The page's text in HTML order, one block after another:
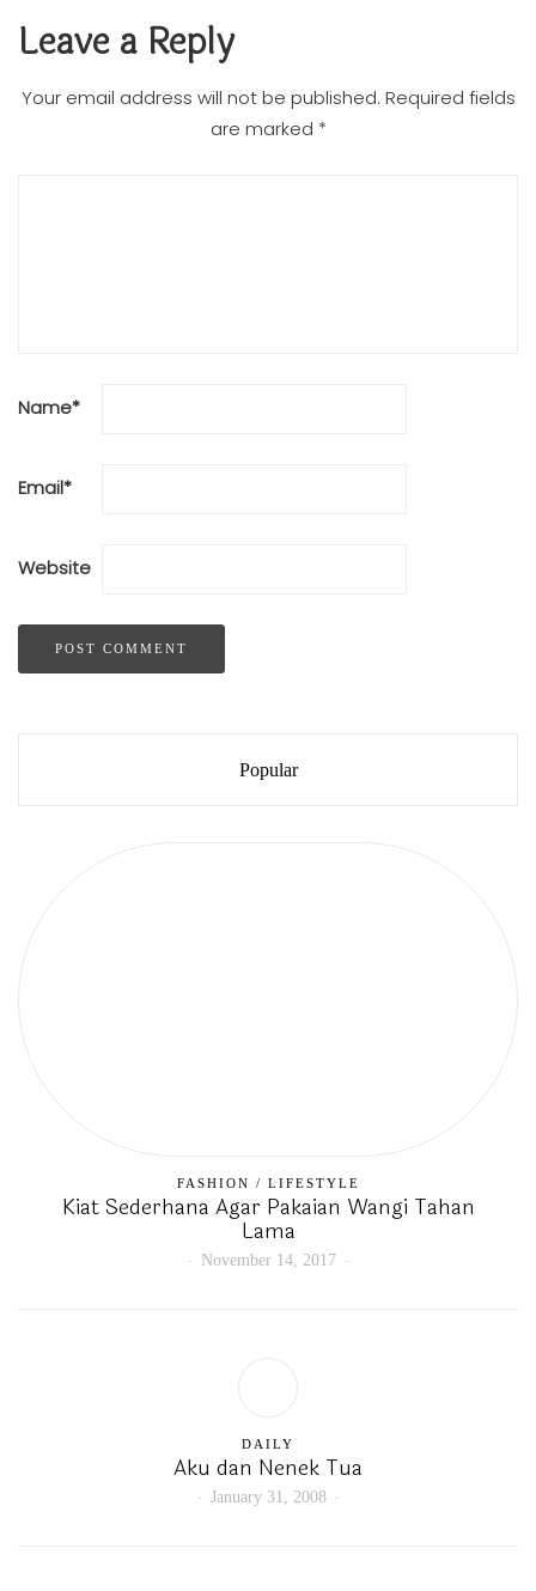
Leave a Reply
Your email address will not be published. Required fields
are marked *
Name*
Email*
Website
Popular
FASHION / LIFESTYLE
Kiat Sederhana Agar Pakaian Wangi Tahan
Lama
November 14, 2017
DAILY
Aku dan Nenek Tua
January 31, 2008